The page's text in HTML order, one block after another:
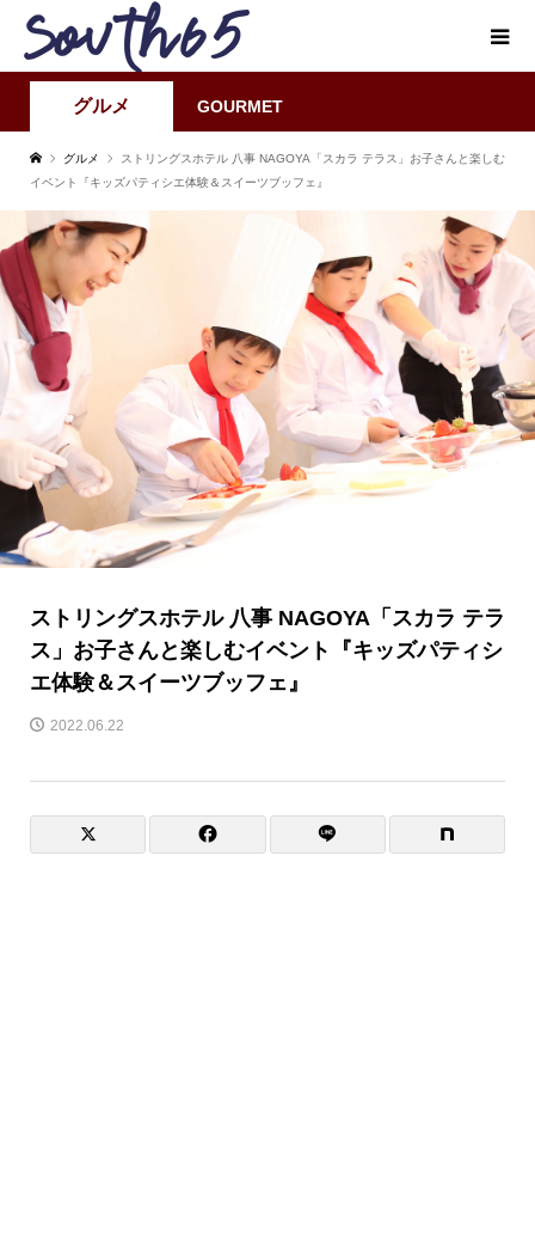
グルメ GOURMET
グルメ
ストリングスホテル 八事 NAGOYA「スカラ テラス」お子さんと楽しむ
イベント『キッズパティシエ体験＆スイーツブッフェ』
ストリングスホテル 八事 NAGOYA「スカラ テラ
ス」お子さんと楽しむイベント『キッズパティシ
エ体験＆スイーツブッフェ』
2022.06.22